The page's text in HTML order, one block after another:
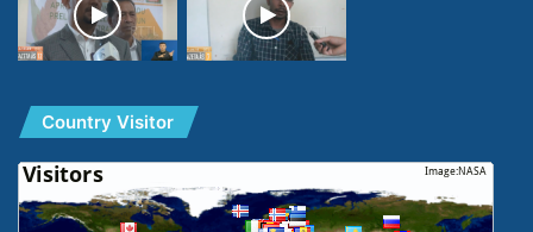
Country Visitor